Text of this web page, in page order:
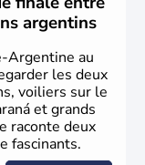
d'une monnaie
constitution est
référendum est
argentins
Argentine au
les deux
voiliers sur le
et grands
raconte deux
fascinants.